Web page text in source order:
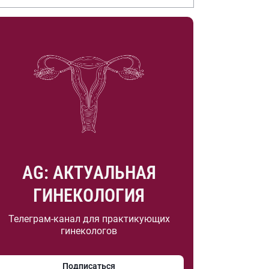
AG: АКТУАЛЬНАЯ
ГИНЕКОЛОГИЯ
Телеграм-канал для практикующих
гинекологов
Подписаться